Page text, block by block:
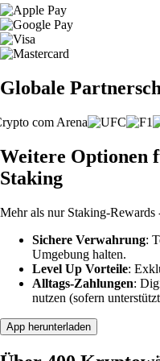
Globale
Weitere Optionen
Staking
Mehr als nur Staking-Rewards
Sichere Verwahrung:
Umgebung halten.
Level Up Vorteile:
Alltags-Zahlungen:
nutzen (sofern
App herunterladen